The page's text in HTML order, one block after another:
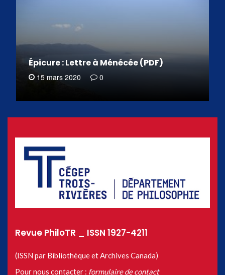
Épicure : Lettre à Ménécée (PDF)
15 mars 2020 0
Revue PhiloTR _ ISSN 1927-4211
(ISSN par Bibliothèque et Archives Canada)
Pour nous contacter : formulaire de contact